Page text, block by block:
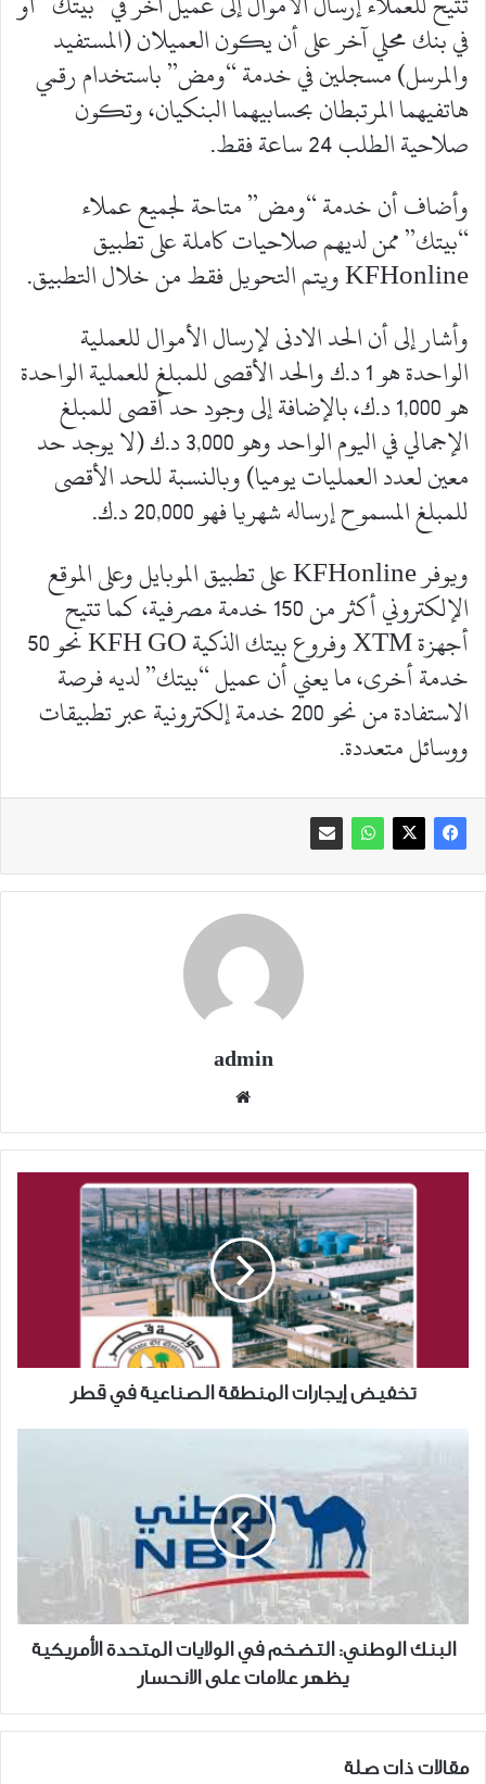
في بنك محلي آخر على أن يكون العميلان (المستفيد
والمرسل) مسجلين في خدمة “ومض” باستخدام رقمي
هاتفيهما المرتبطان بحسابيهما البنكيان، وتكون
صلاحية الطلب 24 ساعة فقط.
وأضاف أن خدمة “ومض” متاحة لجميع عملاء
“بيتك” ممن لديهم صلاحيات كاملة على تطبيق
KFHonline ويتم التحويل فقط من خلال التطبيق.
وأشار إلى أن الحد الادنى لإرسال الأموال للعملية
الواحدة هو 1 د.ك والحد الأقصى للمبلغ للعملية الواحدة
هو 1,000 د.ك، بالإضافة إلى وجود حد أقصى للمبلغ
الإجمالي في اليوم الواحد وهو 3,000 د.ك (لا يوجد حد
معين لعدد العمليات يوميا) وبالنسبة للحد الأقصى
للمبلغ المسموح إرساله شهريا فهو 20,000 د.ك.
ويوفر KFHonline على تطبيق الموبايل وعلى الموقع
الإلكتروني أكثر من 150 خدمة مصرفية، كما تتيح
أجهزة XTM وفروع بيتك الذكية KFH GO نحو 50
خدمة أخرى، ما يعني أن عميل “بيتك” لديه فرصة
الاستفادة من نحو 200 خدمة إلكترونية عبر تطبيقات
ووسائل متعددة.
admin
تخفيض
المنطقة
الصناعية
تخفيض إيجارات المنطقة الصناعية في قطر
البنك
التضخم
الولايات
المتحدة
الأمريكية
يظهر
علامات
على
البنك الوطني: التضخم في الولايات المتحدة الأمريكية
يظهر علامات على الانحسار
مقالات ذات صلة